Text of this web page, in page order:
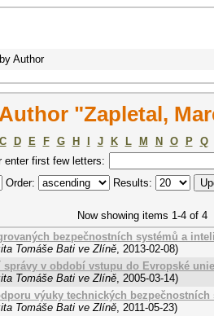
Author
"Zapletal,
C D E F G H J K L M N O P
Q
enter first few letters:
Order: Results:
Now showing items 1-4 of 4
bezpečnostních systémů a
Tomáše Bati ve Zlíně, 2013-02-08)
správy v období vstupu do Evropské unie
Tomáše Bati ve Zlíně, 2005-03-14)
výuky technických bezpečnostních
Tomáše Bati ve Zlíně, 2011-05-23)